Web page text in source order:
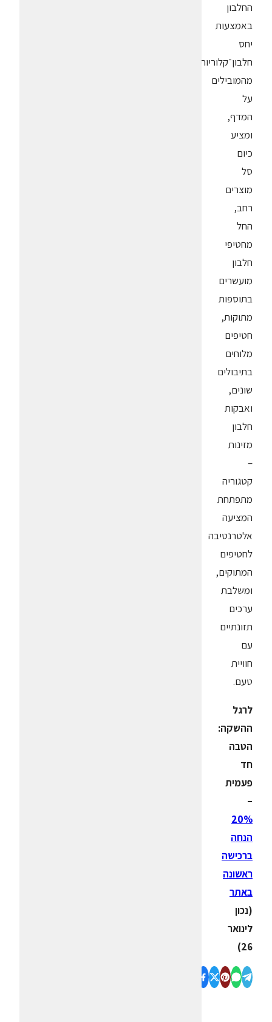
החלבון
באמצעות
יחס
חלבון־קלוריות
מהמובילים
על
המדף,
ומציע
כיום
סל
מוצרים
רחב,
החל
מחטיפי
חלבון
מועשרים
בתוספות
מתוקות,
חטיפים
מלוחים
בתיבולים
שונים,
ואבקות
חלבון
מזינות
–
קטגוריה
מתפתחת
המציעה
אלטרנטיבה
לחטיפים
המתוקים,
ומשלבת
ערכים
תזונתיים
עם
חוויית
טעם.
לרגל
ההשקה:
הטבה
חד
פעמית
–
20%
הנחה
ברכישה
ראשונה
באתר
(נכון
לינואר
26)